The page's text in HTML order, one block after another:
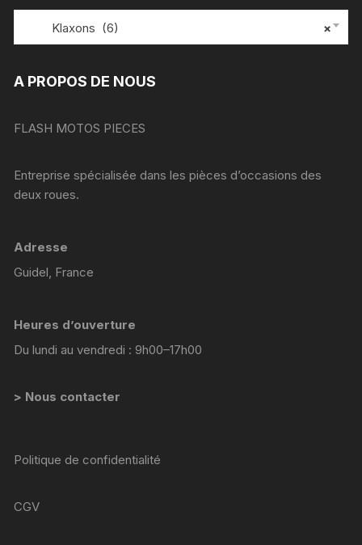
×
Klaxons (6)
A PROPOS DE NOUS
FLASH MOTOS PIECES
Entreprise spécialisée dans les pièces d’occasions des
deux roues.
Adresse
Guidel, France
Heures d’ouverture
Du lundi au vendredi : 9h00–17h00
> Nous contacter
Politique de confidentialité
CGV